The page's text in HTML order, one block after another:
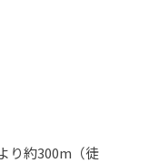
り約300m（徒